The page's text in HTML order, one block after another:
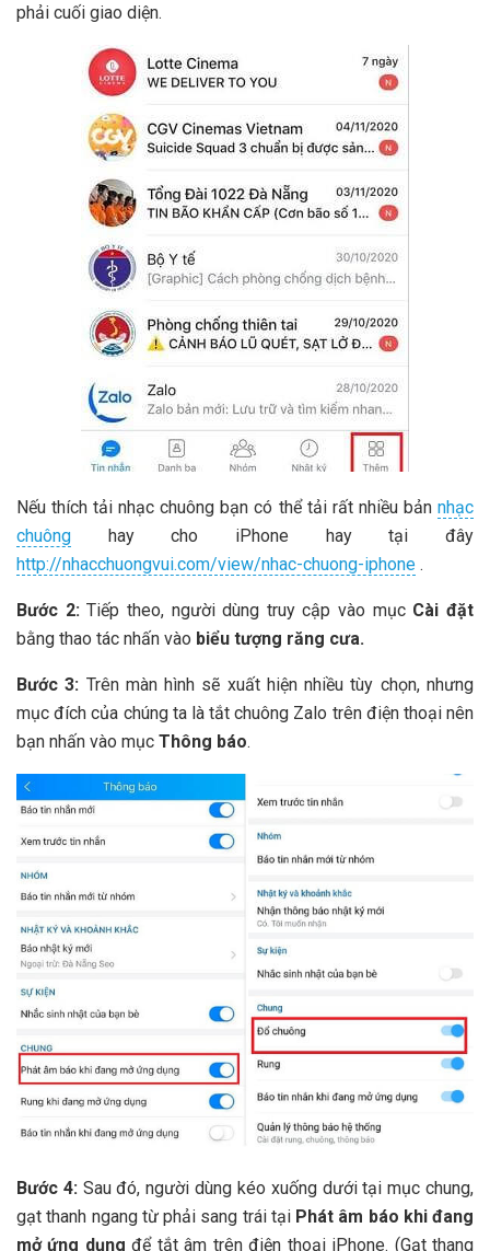
phải cuối giao diện.
Nếu thích tải nhạc chuông bạn có thể tải rất nhiều bản nhạc
chuông hay cho iPhone hay tại đây
http://nhacchuongvui.com/view/nhac-chuong-iphone .
Bước 2:Tiếp theo, người dùng truy cập vào mục Cài đặt
bằng thao tác nhấn vào biểu tượng răng cưa.
Bước 3: Trên màn hình sẽ xuất hiện nhiều tùy chọn, nhưng
mục đích của chúng ta là tắt chuông Zalo trên điện thoại nên
bạn nhấn vào mục Thông báo.
Bước 4:Sau đó, người dùng kéo xuống dưới tại mục chung,
gạt thanh ngang từ phải sang trái tại Phát âm báo khi đang
mở ứng dụng để tắt âm trên điện thoại iPhone. (Gạt thang